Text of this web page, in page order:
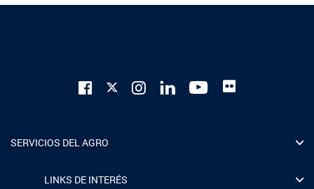
SERVICIOS DEL AGRO
LINKS DE INTERÉS